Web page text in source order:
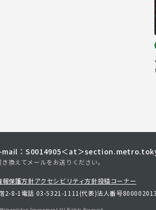
mail：S0014905＜at＞
換えてメールをお送りください。
報保護方針アクセシビリティ方針投稿コーナー
2-8-1 電話 03-5321-1111(代表)法人番号